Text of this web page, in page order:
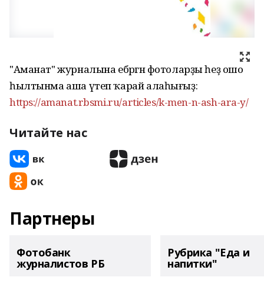
"Аманат" журналына ебәргән фотоларҙы һеҙ ошо
һылтынма аша үтеп ҡарай алаһығыҙ:
https://amanat.rbsmi.ru/articles/k-men-n-ash-ara-y/
Читайте нас
Партнеры
Фотобанк
журналистов РБ
Рубрика "Еда и
напитки"